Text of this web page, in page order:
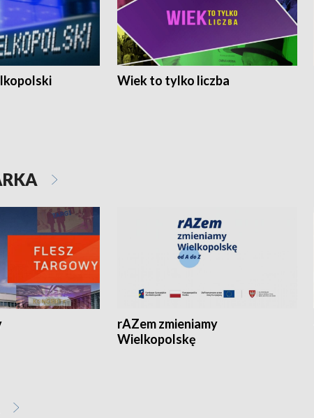
Wiek to tylko liczba
rAZem zmieniamy
Wielkopolskę